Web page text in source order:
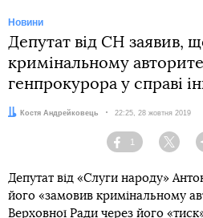
Новини
Депутат від СН заявив,
кримінальному
генпрокурора у справі
Автор:Костя Андрейковець Дата:
22:25, 28 жовтня 2019
Facebook
1
Депутат від «Слуги народу»
його «замовив кримінальному
Верховної Ради через його